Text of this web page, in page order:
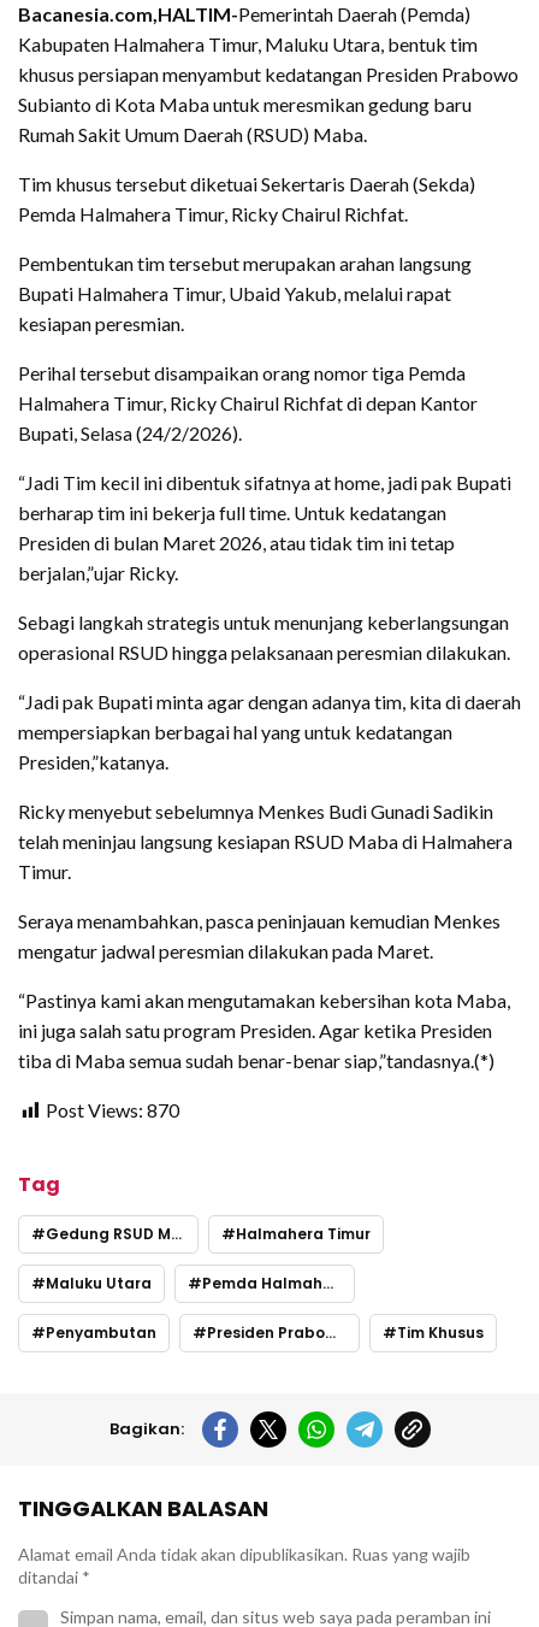
Bacanesia.com,HALTIM-Pemerintah Daerah (Pemda)
Kabupaten Halmahera Timur, Maluku Utara, bentuk tim
khusus persiapan menyambut kedatangan Presiden Prabowo
Subianto di Kota Maba untuk meresmikan gedung baru
Rumah Sakit Umum Daerah (RSUD) Maba.
Tim khusus tersebut diketuai Sekertaris Daerah (Sekda)
Pemda Halmahera Timur, Ricky Chairul Richfat.
Pembentukan tim tersebut merupakan arahan langsung
Bupati Halmahera Timur, Ubaid Yakub, melalui rapat
kesiapan peresmian.
Perihal tersebut disampaikan orang nomor tiga Pemda
Halmahera Timur, Ricky Chairul Richfat di depan Kantor
Bupati, Selasa (24/2/2026).
“Jadi Tim kecil ini dibentuk sifatnya at home, jadi pak Bupati
berharap tim ini bekerja full time. Untuk kedatangan
Presiden di bulan Maret 2026, atau tidak tim ini tetap
berjalan,”ujar Ricky.
Sebagi langkah strategis untuk menunjang keberlangsungan
operasional RSUD hingga pelaksanaan peresmian dilakukan.
“Jadi pak Bupati minta agar dengan adanya tim, kita di daerah
mempersiapkan berbagai hal yang untuk kedatangan
Presiden,”katanya.
Ricky menyebut sebelumnya Menkes Budi Gunadi Sadikin
telah meninjau langsung kesiapan RSUD Maba di Halmahera
Timur.
Seraya menambahkan, pasca peninjauan kemudian Menkes
mengatur jadwal peresmian dilakukan pada Maret.
“Pastinya kami akan mengutamakan kebersihan kota Maba,
ini juga salah satu program Presiden. Agar ketika Presiden
tiba di Maba semua sudah benar-benar siap,”tandasnya.(*)
Post Views: 870
Tag
Gedung RSUD Maba Halmahera Timur
Maluku Utara Pemda Halmahera Timur
Penyambutan Presiden Prabowo Subianto Tim Khusus
Bagikan:
TINGGALKAN BALASAN
Alamat email Anda tidak akan dipublikasikan. Ruas yang wajib
ditandai *
Simpan nama, email, dan situs web saya pada peramban ini